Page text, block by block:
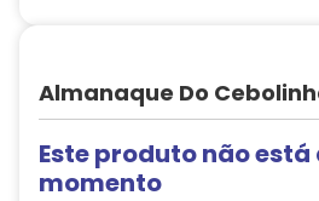
Almanaque Do
Este produto não
momento